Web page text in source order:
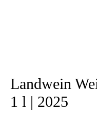
Landwein
1 l | 2025